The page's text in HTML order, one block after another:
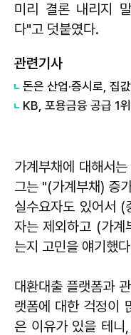
미리 결론 내리지
다"고 덧붙였다.
관련기사
돈은 산업·증시로, 집
KB, 포용금융 공급 1
가계부채에 대해서
그는 "(가계부채) 증
실수요자도 있어서 (
자는 제외하고 (가계
는지 고민을 얘기했
대환대출 플랫폼과
랫폼에 대한 걱정이
은 이유가 있을 테니